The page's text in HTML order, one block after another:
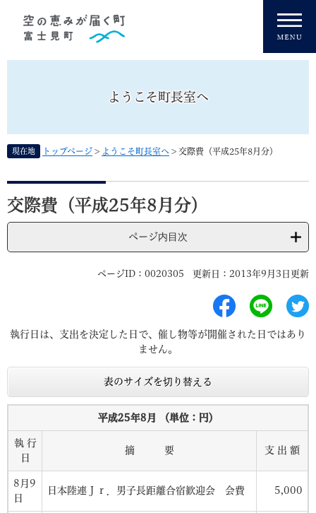
ようこそ町長室へ
現在地 トップページ > ようこそ町長室へ > 交際費（平成25年8月分）
本
文
交際費（平成25年8月分）
ページ内目次
ページID：0020305 更新日：2013年9月3日更新
執行日は、支出を決定した日で、催し物等が開催された日ではあり
ません。
表のサイズを切り替える
平成25年8月 （単位：円）
執 行
日
摘 要 支 出 額
8月9
日
日本陸連Ｊｒ．男子長距離合宿歓迎会 会費 5,000